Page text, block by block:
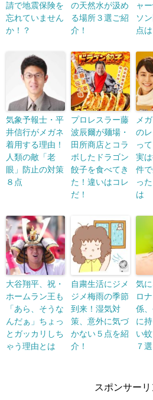
請で地震保険を
忘れていません
か！？
の天然水が汲め
る場所３選ご紹
介！
ャ
ソ
点
気象予報士・平
井信行がメガネ
着用する理由！
人類の敵「老
眼」防止の対策
８点
プロレスラー藤
波辰爾が麺場・
田所商店とコラ
ボしたドラゴン
餃子を食べてき
た！違いはコレ
だ！
メ
の
っ
実
件
っ
は
大谷翔平、祝・
ホームラン王も
「あら、そうな
んだぁ」ちょっ
とガッカリしち
ゃう理由とは
自粛生活にジメ
ジメ梅雨の季節
到来！湿気対
策、意外に気づ
かない５点を紹
介！
気
ロ
係
に
い
７選
スポンサーリ